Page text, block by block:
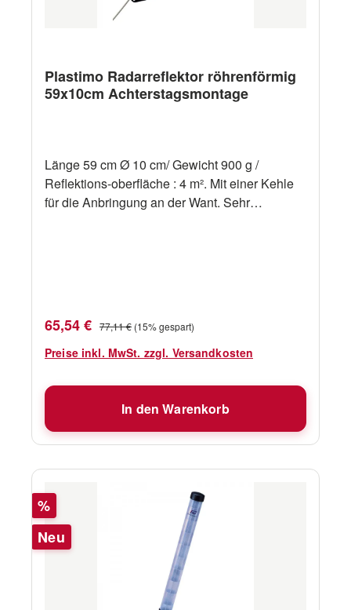
Plastimo Radarreflektor röhrenförmig
59x10cm Achterstagsmontage
Länge 59 cm Ø 10 cm/ Gewicht 900 g /
Reflektions-oberfläche : 4 m². Mit einer Kehle
für die Anbringung an der Want. Sehr
aufmerksam Wache zu halten.
Verkaufspreis:
65,54 € Regulärer Preis:
77,11 € (15% gespart)
Preise inkl. MwSt. zzgl. Versandkosten
In den Warenkorb
Rabatt
%
Neu